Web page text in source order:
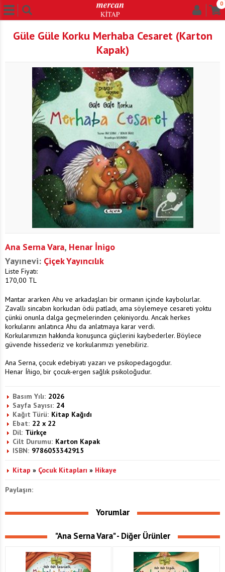
0
Güle Güle Korku Merhaba Cesaret (Karton
Kapak)
Ana Serna Vara, Henar İnigo
Yayınevi: Çiçek Yayıncılık
Liste Fiyatı:
170,00 TL
Mantar ararken Ahu ve arkadaşları bir ormanın içinde kaybolurlar.
Zavallı sincabın korkudan ödü patladı, ama söylemeye cesareti yoktu
çünkü onunla dalga geçmelerinden çekiniyordu. Ancak herkes
korkularını anlatınca Ahu da anlatmaya karar verdi.
Korkularımızın hakkında konuşunca güçlerini kaybederler. Böylece
güvende hissederiz ve korkularımızı yenebiliriz.
Ana Serna, çocuk edebiyatı yazarı ve psikopedagogdur.
Henar Íñigo, bir çocuk-ergen sağlık psikoloğudur.
Basım Yılı: 2026
Sayfa Sayısı: 24
Kağıt Türü: Kitap Kağıdı
Ebat: 22 x 22
Dil: Türkçe
Cilt Durumu: Karton Kapak
ISBN: 9786053342915
Kitap » Çocuk Kitapları » Hikaye
Paylaşın:
Yorumlar
"Ana Serna Vara" - Diğer Ürünler